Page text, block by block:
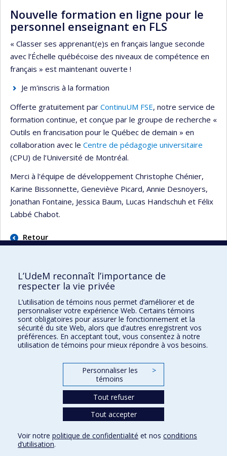
Nouvelle formation en ligne pour le
personnel enseignant en FLS
« Classer ses apprenant(e)s en français langue seconde
avec l’Échelle québécoise des niveaux de compétence en
français » est maintenant ouverte !
Je m'inscris à la formation
Offerte gratuitement par ContinuUM FSE, notre service de
formation continue, et conçue par le groupe de recherche «
Outils en francisation pour le Québec de demain » en
collaboration avec le Centre de pédagogie universitaire
(CPU) de l’Université de Montréal.
Merci à l'équipe de développement Christophe Chénier,
Karine Bissonnette, Geneviève Picard, Annie Desnoyers,
Jonathan Fontaine, Jessica Baum, Lucas Handschuh et Félix
Labbé Chabot.
Retour
Faculté des sciences de l'éducation
Pavillon Marie-Victorin
90, avenue Vincent-d'Indy
Montréal (Québec) H2V 2S9
Conditions d’utilisation
L’UdeM reconnaît l’importance de
respecter la vie privée
L’utilisation de témoins nous permet d’améliorer et de
personnaliser votre expérience Web. Certains témoins
sont obligatoires pour assurer le fonctionnement et la
sécurité du site Web, alors que d’autres enregistrent vos
préférences. En acceptant tout, vous consentez à notre
utilisation de témoins pour mieux répondre à vos besoins.
Personnaliser les
témoins
>
Tout refuser
Tout accepter
Voir notre politique de confidentialité et nos conditions
d’utilisation.